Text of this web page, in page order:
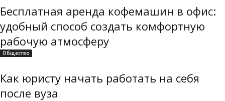
Бесплатная аренда кофемашин в офис:
удобный способ создать комфортную
рабочую атмосферу
Общество
Как юристу начать работать на себя
после вуза